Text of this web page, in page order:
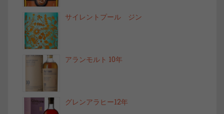
サイレントプール ジン
アランモルト 10年
グレンアラヒー12年